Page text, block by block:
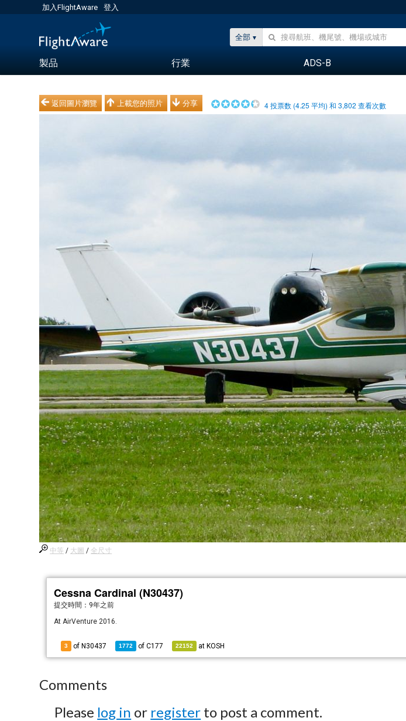
加入FlightAware 登入
全部
製品 行業 ADS-B
返回圖片瀏覽 上載您的照片 分享 4投票数 (4.25 平均) 和3,802 查看次數
中等 / 大圖 / 全尺寸
Cessna Cardinal (N30437)
提交時間： 9年之前
At AirVenture 2016.
3 of N30437 1772 ofC177 22152 at KOSH
Comments
Please log in or register to post a comment.